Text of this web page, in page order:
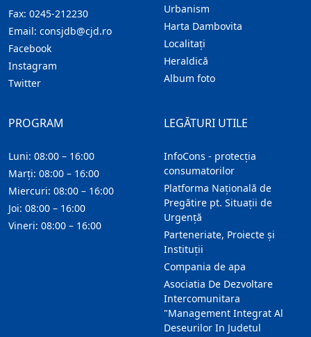
Fax: 0245-212230
Email: consjdb@cjd.ro
Facebook
Instagram
Twitter
Urbanism
Harta Dambovita
Localitaţi
Heraldică
Album foto
LEGĂTURI UTILE
InfoCons - protecția
consumatorilor
Platforma Națională de
Pregătire pt. Situații de
Urgență
Parteneriate, Proiecte și
Instituții
Compania de apa
Asociatia De Dezvoltare
Intercomunitara
"Management Integrat Al
Deseurilor In Judetul
PROGRAM
Luni: 08:00 – 16:00
Marți: 08:00 – 16:00
Miercuri: 08:00 – 16:00
Joi: 08:00 – 16:00
Vineri: 08:00 – 16:00